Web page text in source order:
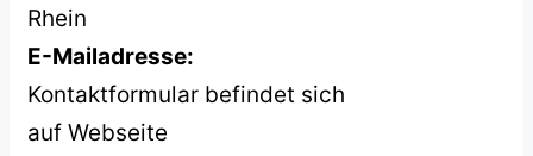
Rhein
E-Mailadresse:
Kontaktformular befindet sich
auf Webseite